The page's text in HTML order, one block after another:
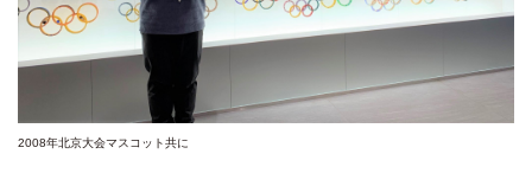
2008年北京大会マスコット共に